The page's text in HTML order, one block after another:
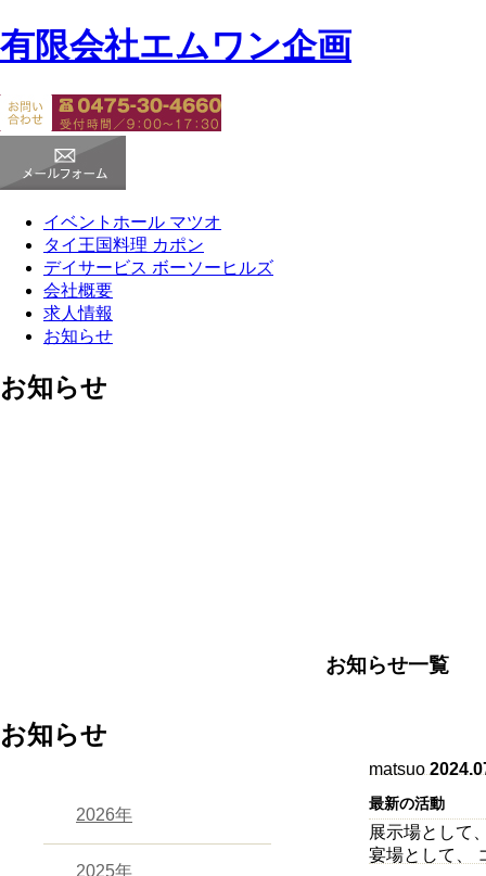
有限会社エムワン企画
イベントホール マツオ
タイ王国料理 カポン
デイサービス ボーソーヒルズ
会社概要
求人情報
お知らせ
お知らせ
お知らせ
2026年
2025年
お知らせ一覧
matsuo
最新の活動
展示場として
宴場として、